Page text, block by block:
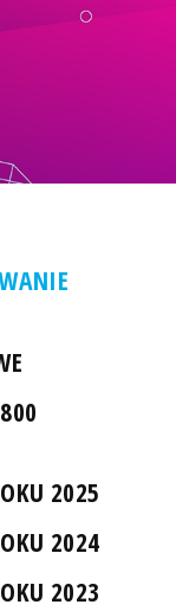
2025
2024
2023